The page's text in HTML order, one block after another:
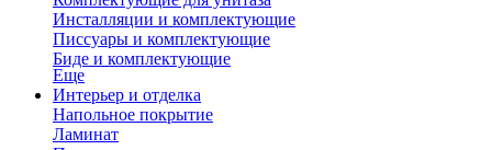
Инсталляции и комплектующие
Писсуары и комплектующие
Биде и комплектующие
Еще
Интерьер и отделка
Напольное покрытие
Ламинат